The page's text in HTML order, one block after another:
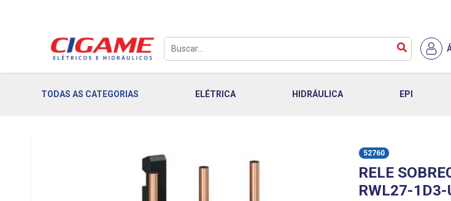
TODAS AS CATEGORIAS ELÉTRICA HIDRÁULICA EPI
52760
RELE
RWL27-1D3-